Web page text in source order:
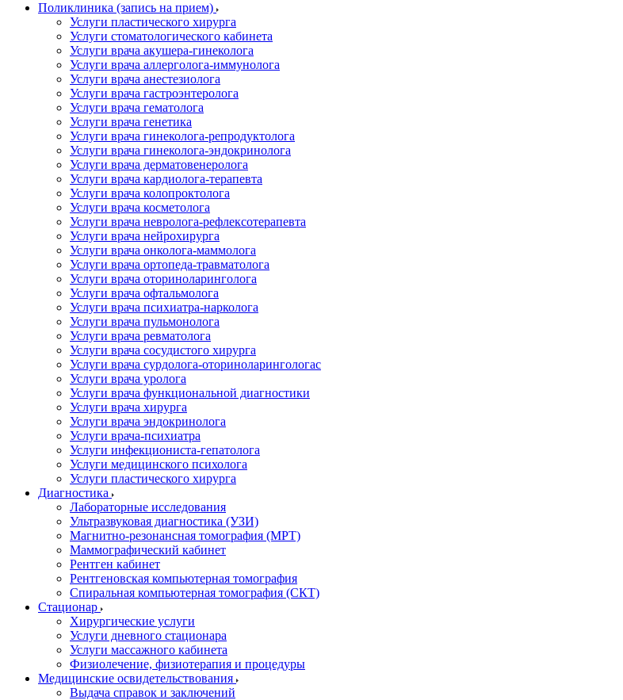
Поликлиника (запись на прием)
Услуги пластического хирурга
Услуги стоматологического кабинета
Услуги врача акушера-гинеколога
Услуги врача аллерголога-иммунолога
Услуги врача анестезиолога
Услуги врача гастроэнтеролога
Услуги врача гематолога
Услуги врача генетика
Услуги врача гинеколога-репродуктолога
Услуги врача гинеколога-эндокринолога
Услуги врача дерматовенеролога
Услуги врача кардиолога-терапевта
Услуги врача колопроктолога
Услуги врача косметолога
Услуги врача невролога-рефлексотерапевта
Услуги врача нейрохирурга
Услуги врача онколога-маммолога
Услуги врача ортопеда-травматолога
Услуги врача оториноларинголога
Услуги врача офтальмолога
Услуги врача психиатра-нарколога
Услуги врача пульмонолога
Услуги врача ревматолога
Услуги врача сосудистого хирурга
Услуги врача сурдолога-оториноларингологас
Услуги врача уролога
Услуги врача функциональной диагностики
Услуги врача хирурга
Услуги врача эндокринолога
Услуги врача-психиатра
Услуги инфекциониста-гепатолога
Услуги медицинского психолога
Услуги пластического хирурга
Диагностика
Лабораторные исследования
Ультразвуковая диагностика (УЗИ)
Магнитно-резонансная томография (МРТ)
Маммографический кабинет
Рентген кабинет
Рентгеновская компьютерная томография
Спиральная компьютерная томография (СКТ)
Стационар
Хирургические услуги
Услуги дневного стационара
Услуги массажного кабинета
Физиолечение, физиотерапия и процедуры
Медицинские освидетельствования
Выдача справок и заключений